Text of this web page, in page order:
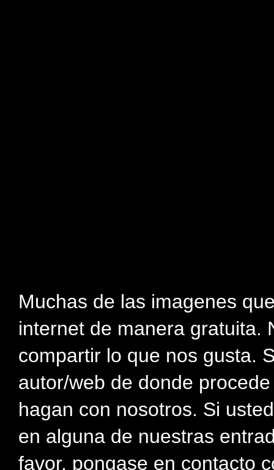
Muchas de las imagenes
internet de manera gratuita.
compartir lo que nos gusta.
autor/web de donde
hagan con nosotros. Si
en alguna de nuestras
favor, pongase en contacto